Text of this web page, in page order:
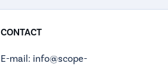
CONTACT
E-mail: info@scope-